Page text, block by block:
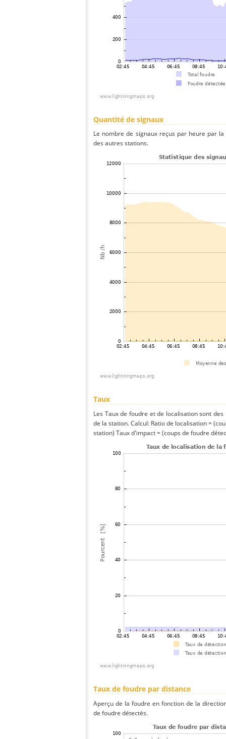
Quantité de signaux
Le nombre de signaux reçus par heure par
des autres stations.
Taux
Les Taux de foudre et de localisation sont
de la station. Calcul: Ratio de localisation =
station) Taux d'impact = (coups de foudre
Taux de foudre par distance
Aperçu de la foudre en fonction de la
de foudre détectés.